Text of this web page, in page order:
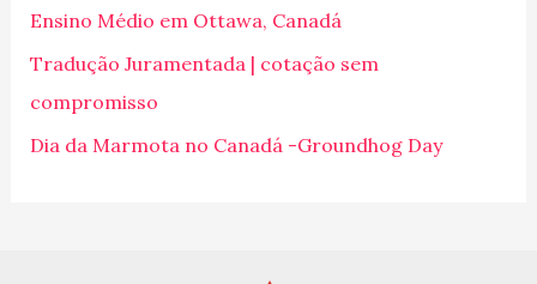
r
p
o
r
Ensino Médio em Ottawa, Canadá
Tradução Juramentada | cotação sem
compromisso
Dia da Marmota no Canadá -Groundhog Day